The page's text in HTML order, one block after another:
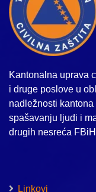
Kantonalna uprava
i druge poslove u
nadležnosti
spašavanju ljudi i
drugih nesreća FBiH
Linkovi